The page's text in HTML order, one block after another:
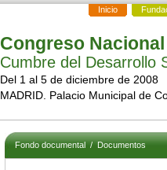
Inicio
Congreso
Cumbre del Desarrollo
Del 1 al 5 de diciembre de 2008
MADRID. Palacio Municipal de
Fondo documental/Documentos